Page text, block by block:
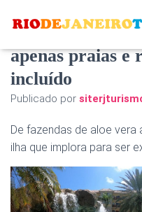
Aruba tem mais
apenas praias e
incluído
Publicado por
De fazendas de aloe vera
ilha que implora para ser